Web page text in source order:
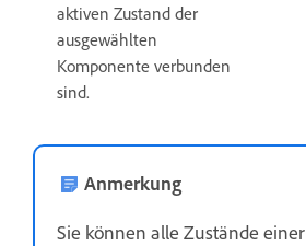
aktiven Zustand der
ausgewählten
Komponente verbunden
sind.
Anmerkung
Sie können alle Zustände einer